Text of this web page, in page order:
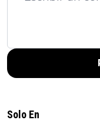
Solo En